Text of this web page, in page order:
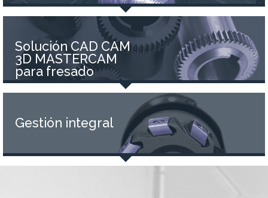
Solución CAD CAM
3D MASTERCAM
para fresado
Gestión integral